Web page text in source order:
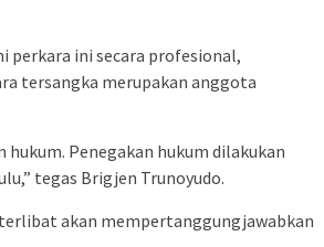
perkara ini secara profesional,
tersangka merupakan anggota
Penegakan hukum dilakukan
tegas Brigjen Trunoyudo.
akan mempertanggungjawabkan